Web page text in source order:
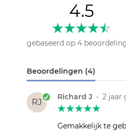
4.5
gebaseerd op 4
Beoordelingen (4)
RJ
Richard J • 2 jaar
Gemakkelijk te